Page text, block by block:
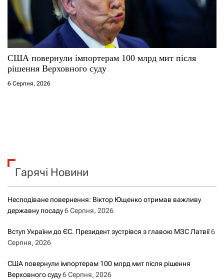
США повернули імпортерам 100 млрд мит після
рішення Верховного суду
6 Серпня, 2026
Гарячі Новини
Несподіване повернення: Віктор Ющенко отримав важливу
державну посаду6 Серпня, 2026
Вступ України до ЄС. Президент зустрівся з главою МЗС Латвії6
Серпня, 2026
США повернули імпортерам 100 млрд мит після рішення
Верховного суду6 Серпня, 2026